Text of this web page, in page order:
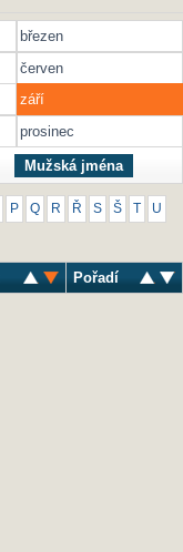
březen
červen
září
prosinec
Mužská jména
P Q R Ř S Š U
Pořadí